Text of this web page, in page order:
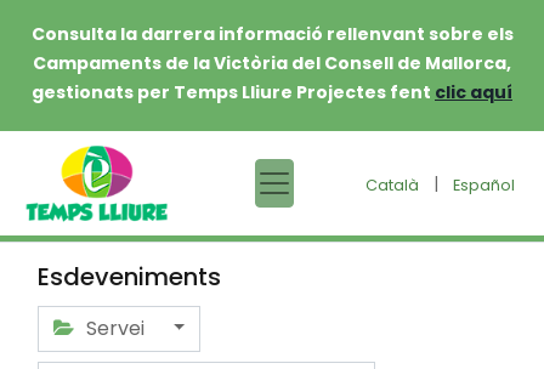
Consulta la darrera informació rellenvant sobre els
Campaments de la Victòria del Consell de Mallorca,
gestionats per Temps Lliure Projectes fent clic aquí
Català | Español
Esdeveniments
Servei